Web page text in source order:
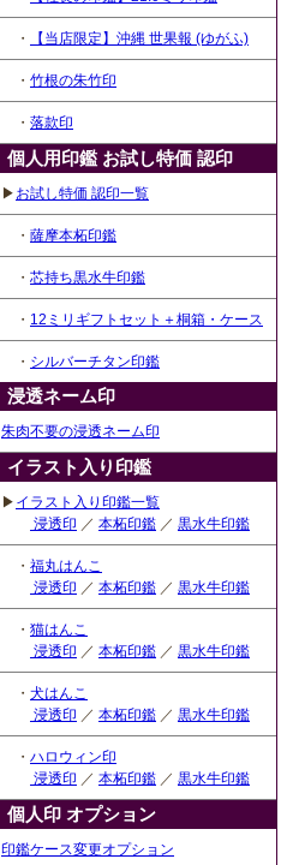
・ 【当店限定】沖縄 世果報 (ゆがふ)
・ 竹根の朱竹印
・ 落款印
個人用印鑑 お試し特価 認印
▶ お試し特価 認印一覧
・ 薩摩本柘印鑑
・ 芯持ち黒水牛印鑑
・ 12ミリギフトセット＋桐箱・ケース
・ シルバーチタン印鑑
浸透ネーム印
朱肉不要の浸透ネーム印
イラスト入り印鑑
▶ イラスト入り印鑑一覧
浸透印 ／ 本柘印鑑 ／ 黒水牛印鑑
・ 福丸はんこ
浸透印 ／ 本柘印鑑 ／ 黒水牛印鑑
・ 猫はんこ
浸透印 ／ 本柘印鑑 ／ 黒水牛印鑑
・ 犬はんこ
浸透印 ／ 本柘印鑑 ／ 黒水牛印鑑
・ ハロウィン印
浸透印 ／ 本柘印鑑 ／ 黒水牛印鑑
個人印 オプション
印鑑ケース変更オプション